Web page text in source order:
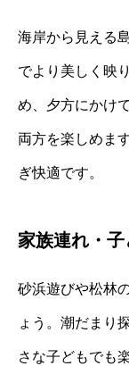
海岸から見える
でより美しく映
め、夕方にかけ
両方を楽しめま
ぎ快適です。
家族連れ・
砂浜遊びや松林
ょう。潮だまり
さな子どもでも